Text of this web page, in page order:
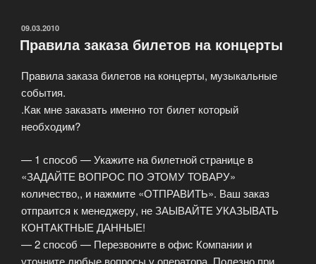
ОПУБЛИКОВАНО
09.03.2010
Правила заказа билетов на концерты
Правила заказа билетов на концерты, музыкальные
события.
.Как мне заказать именно тот билет который
необходим?
— 1 способ — Укажите на билетной странице в
«ЗАДАЙТЕ ВОПРОС ПО ЭТОМУ ТОВАРУ»
количество,, и нажмите «ОТПРАВИТЬ». Ваш заказ
отпраится к менеджеру, не ЗАЫВАЙТЕ УКАЗЫВАТЬ
КОНТАКТНЫЕ ДАННЫЕ!
— 2 способ — Перезвоните в офис Компании и
уточните любые вопросы у оператора. Полезно при